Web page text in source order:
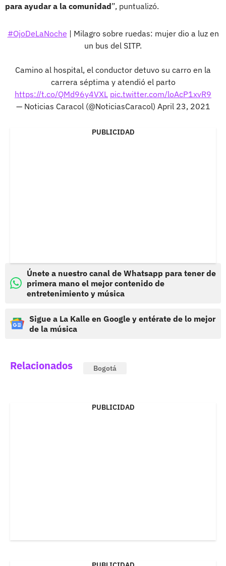
para ayudar a la comunidad”, puntualizó.
#OjoDeLaNoche | Milagro sobre ruedas: mujer dio a luz en
un bus del SITP.
Camino al hospital, el conductor detuvo su carro en la
carrera séptima y atendió el parto
https://t.co/QMd96y4VXL pic.twitter.com/loAcP1xvR9
— Noticias Caracol (@NoticiasCaracol) April 23, 2021
PUBLICIDAD
Únete a nuestro canal de Whatsapp para tener de
primera mano el mejor contenido de
entretenimiento y música
Sigue a La Kalle en Google y entérate de lo mejor
de la música
Relacionados Bogotá
PUBLICIDAD